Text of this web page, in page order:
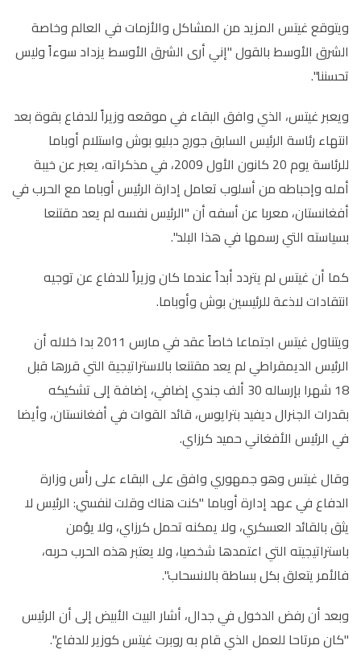
ويتوقع غيتس المزيد من المشاكل والأزمات في العالم وخاصة
الشرق الأوسط بالقول "إني أرى الشرق الأوسط يزداد سوءاً وليس
تحسننا".
ويعبر غيتس، الذي وافق البقاء في موقعه وزيراً للدفاع بقوة بعد
انتهاء رئاسة الرئيس السابق جورج دبليو بوش واستلام أوباما
للرئاسة يوم 20 كانون الأول 2009، في مذكراته، يعبر عن خيبة
أمله وإحباطه من أسلوب تعامل إدارة الرئيس أوباما مع الحرب في
أفغانستان، معربا عن أسفه أن "الرئيس نفسه لم يعد مقتنعا
بسياسته التي رسمها في هذا البلد".
كما أن غيتس لم يتردد أبداً عندما كان وزيراً للدفاع عن توجيه
انتقادات لاذعة للرئيسين بوش وأوباما.
ويتناول غيتس اجتماعا خاصاً عقد في مارس 2011 بدا خلاله أن
الرئيس الديمقراطي لم يعد مقتنعا بالاستراتيجية التي قررها قبل
18 شهرا بإرساله 30 ألف جندي إضافي، إضافة إلى تشكيكه
بقدرات الجنرال ديفيد بترايوس، قائد القوات في أفغانستان، وأيضا
في الرئيس الأفغاني حميد كرزاي.
وقال غيتس وهو جمهوري وافق على البقاء على رأس وزارة
الدفاع في عهد إدارة أوباما "كنت هناك وقلت لنفسي: الرئيس لا
يثق بالقائد العسكري، ولا يمكنه تحمل كرزاي، ولا يؤمن
باستراتيجيته التي اعتمدها شخصيا، ولا يعتبر هذه الحرب حربه،
فالأمر يتعلق بكل بساطة بالانسحاب".
وبعد أن رفض الدخول في جدال، أشار البيت الأبيض إلى أن الرئيس
"كان مرتاحا للعمل الذي قام به روبرت غيتس كوزير للدفاع".